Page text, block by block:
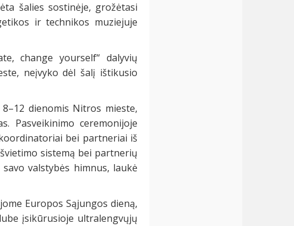
šalies sostinėje, grožėtasi
ir technikos muziejuje
change yourself“ dalyvių
neįvyko dėl šalį ištikusio
dienomis Nitros mieste,
Pasveikinimo ceremonijoje
bei partneriai iš
sistemą bei partnerių
valstybės himnus, laukė
Europos Sąjungos dieną,
įsikūrusioje ultralengvųjų